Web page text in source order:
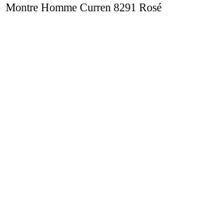
Montre Homme Curren 8291 Rosé